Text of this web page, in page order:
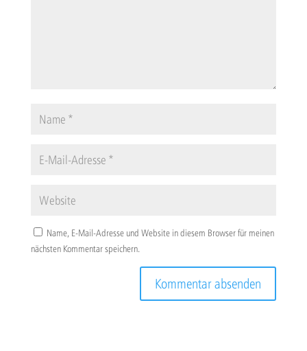
Name, E-Mail-Adresse und Website in diesem Browser für meinen
nächsten Kommentar speichern.